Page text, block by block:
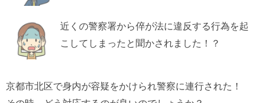
近くの警察署から倅が法に違反する行為を起
こしてしまったと聞かされました！？
京都市北区で身内が容疑をかけられ警察に連行された！